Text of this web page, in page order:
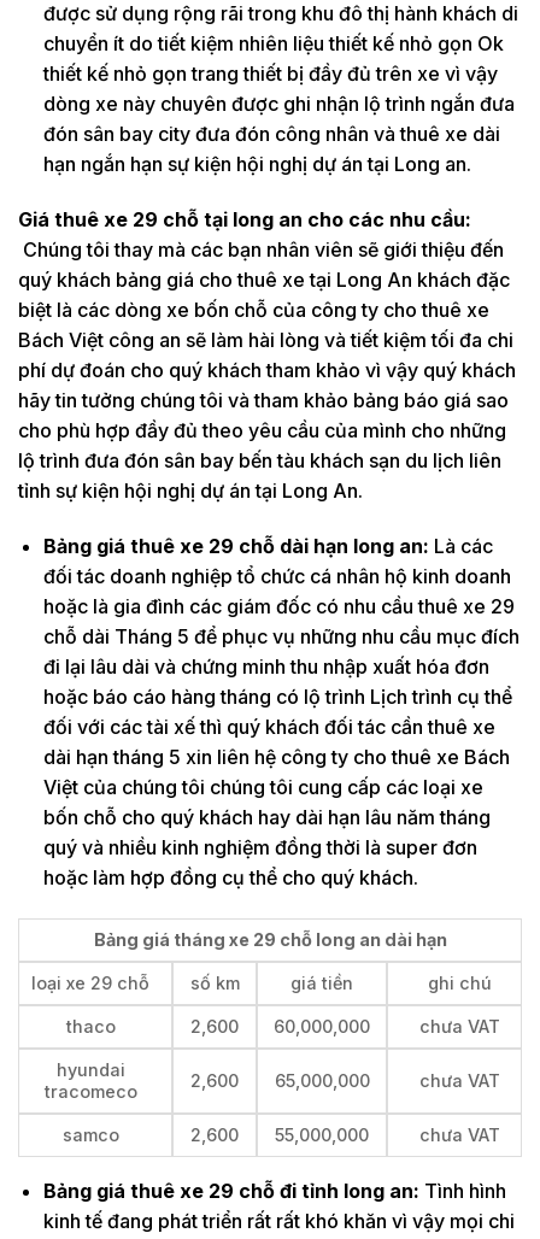
được sử dụng rộng rãi trong khu đô thị hành khách di
chuyển ít do tiết kiệm nhiên liệu thiết kế nhỏ gọn Ok
thiết kế nhỏ gọn trang thiết bị đầy đủ trên xe vì vậy
dòng xe này chuyên được ghi nhận lộ trình ngắn đưa
đón sân bay city đưa đón công nhân và thuê xe dài
hạn ngắn hạn sự kiện hội nghị dự án tại Long an.
Giá thuê xe 29 chỗ tại long an cho các nhu cầu:
Chúng tôi thay mà các bạn nhân viên sẽ giới thiệu đến
quý khách bảng giá cho thuê xe tại Long An khách đặc
biệt là các dòng xe bốn chỗ của công ty cho thuê xe
Bách Việt công an sẽ làm hài lòng và tiết kiệm tối đa chi
phí dự đoán cho quý khách tham khảo vì vậy quý khách
hãy tin tưởng chúng tôi và tham khảo bảng báo giá sao
cho phù hợp đầy đủ theo yêu cầu của mình cho những
lộ trình đưa đón sân bay bến tàu khách sạn du lịch liên
tỉnh sự kiện hội nghị dự án tại Long An.
Bảng giá thuê xe 29 chỗ dài hạn long an: Là các
đối tác doanh nghiệp tổ chức cá nhân hộ kinh doanh
hoặc là gia đình các giám đốc có nhu cầu thuê xe 29
chỗ dài Tháng 5 để phục vụ những nhu cầu mục đích
đi lại lâu dài và chứng minh thu nhập xuất hóa đơn
hoặc báo cáo hàng tháng có lộ trình Lịch trình cụ thể
đối với các tài xế thì quý khách đối tác cần thuê xe
dài hạn tháng 5 xin liên hệ công ty cho thuê xe Bách
Việt của chúng tôi chúng tôi cung cấp các loại xe
bốn chỗ cho quý khách hay dài hạn lâu năm tháng
quý và nhiều kinh nghiệm đồng thời là super đơn
hoặc làm hợp đồng cụ thể cho quý khách.
Bảng giá tháng xe 29 chỗ long an dài hạn
loại xe 29 chỗ số km giá tiền ghi chú
thaco 2,600 60,000,000 chưa VAT
hyundai
tracomeco
2,600 65,000,000 chưa VAT
samco 2,600 55,000,000 chưa VAT
Bảng giá thuê xe 29 chỗ đi tỉnh long an: Tình hình
kinh tế đang phát triển rất rất khó khăn vì vậy mọi chi